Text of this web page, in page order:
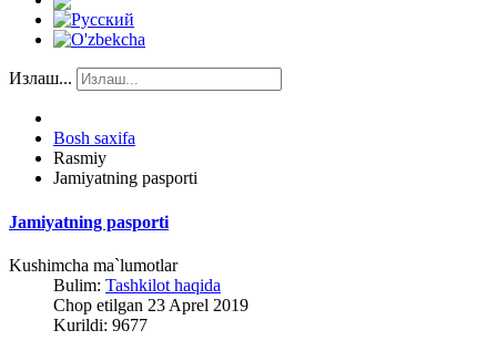
Излаш...
Bosh saxifa
Rasmiy
Jamiyatning pasporti
Jamiyatning pasporti
Kushimcha ma`lumotlar
Bulim: Tashkilot haqida
Chop etilgan 23 Aprel 2019
Kurildi: 9677